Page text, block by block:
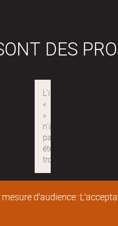
d'audience.
DES